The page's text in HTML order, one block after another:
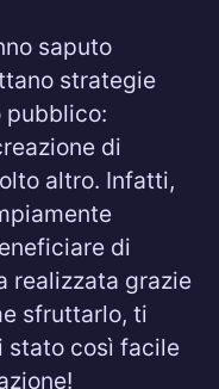
saputo
strategie
pubblico:
di
altro. Infatti,
di
realizzata grazie
sfruttarlo, ti
stato così facile